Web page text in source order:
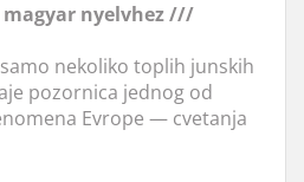
magyar nyelvhez ///
nekoliko toplih junskih
pozornica jednog od
Evrope — cvetanja